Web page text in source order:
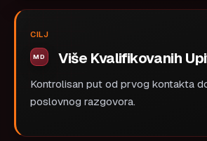
CILJ
Više Kvalifikovanih
Kontrolisan put od prvog kontakta
poslovnog razgovora.